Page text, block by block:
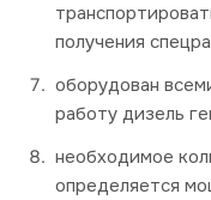
получения
оборудован
работу дизель
необходимое
определяется